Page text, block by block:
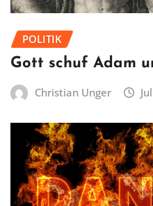
POLITIK
Gott schuf Adam
Christian Unger